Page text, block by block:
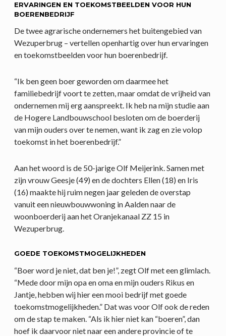
ERVARINGEN EN TOEKOMSTBEELDEN VOOR HUN
BOERENBEDRIJF
De twee agrarische ondernemers het buitengebied van
Wezuperbrug – vertellen openhartig over hun ervaringen
en toekomstbeelden voor hun boerenbedrijf.
“Ik ben geen boer geworden om daarmee het
familiebedrijf voort te zetten, maar omdat de vrijheid van
ondernemen mij erg aanspreekt. Ik heb na mijn studie aan
de Hogere Landbouwschool besloten om de boerderij
van mijn ouders over te nemen, want ik zag en zie volop
toekomst in het boerenbedrijf.”
Aan het woord is de 50-jarige Olf Meijerink. Samen met
zijn vrouw Geesje (49) en de dochters Ellen (18) en Iris
(16) maakte hij ruim negen jaar geleden de overstap
vanuit een nieuwbouwwoning in Aalden naar de
woonboerderij aan het Oranjekanaal ZZ 15 in
Wezuperbrug.
GOEDE TOEKOMSTMOGELIJKHEDEN
“Boer word je niet, dat ben je!”, zegt Olf met een glimlach.
“Mede door mijn opa en oma en mijn ouders Rikus en
Jantje, hebben wij hier een mooi bedrijf met goede
toekomstmogelijkheden.” Dat was voor Olf ook de reden
om de stap te maken. “Als ik hier niet kan “boeren”, dan
hoef ik daarvoor niet naar een andere provincie of te